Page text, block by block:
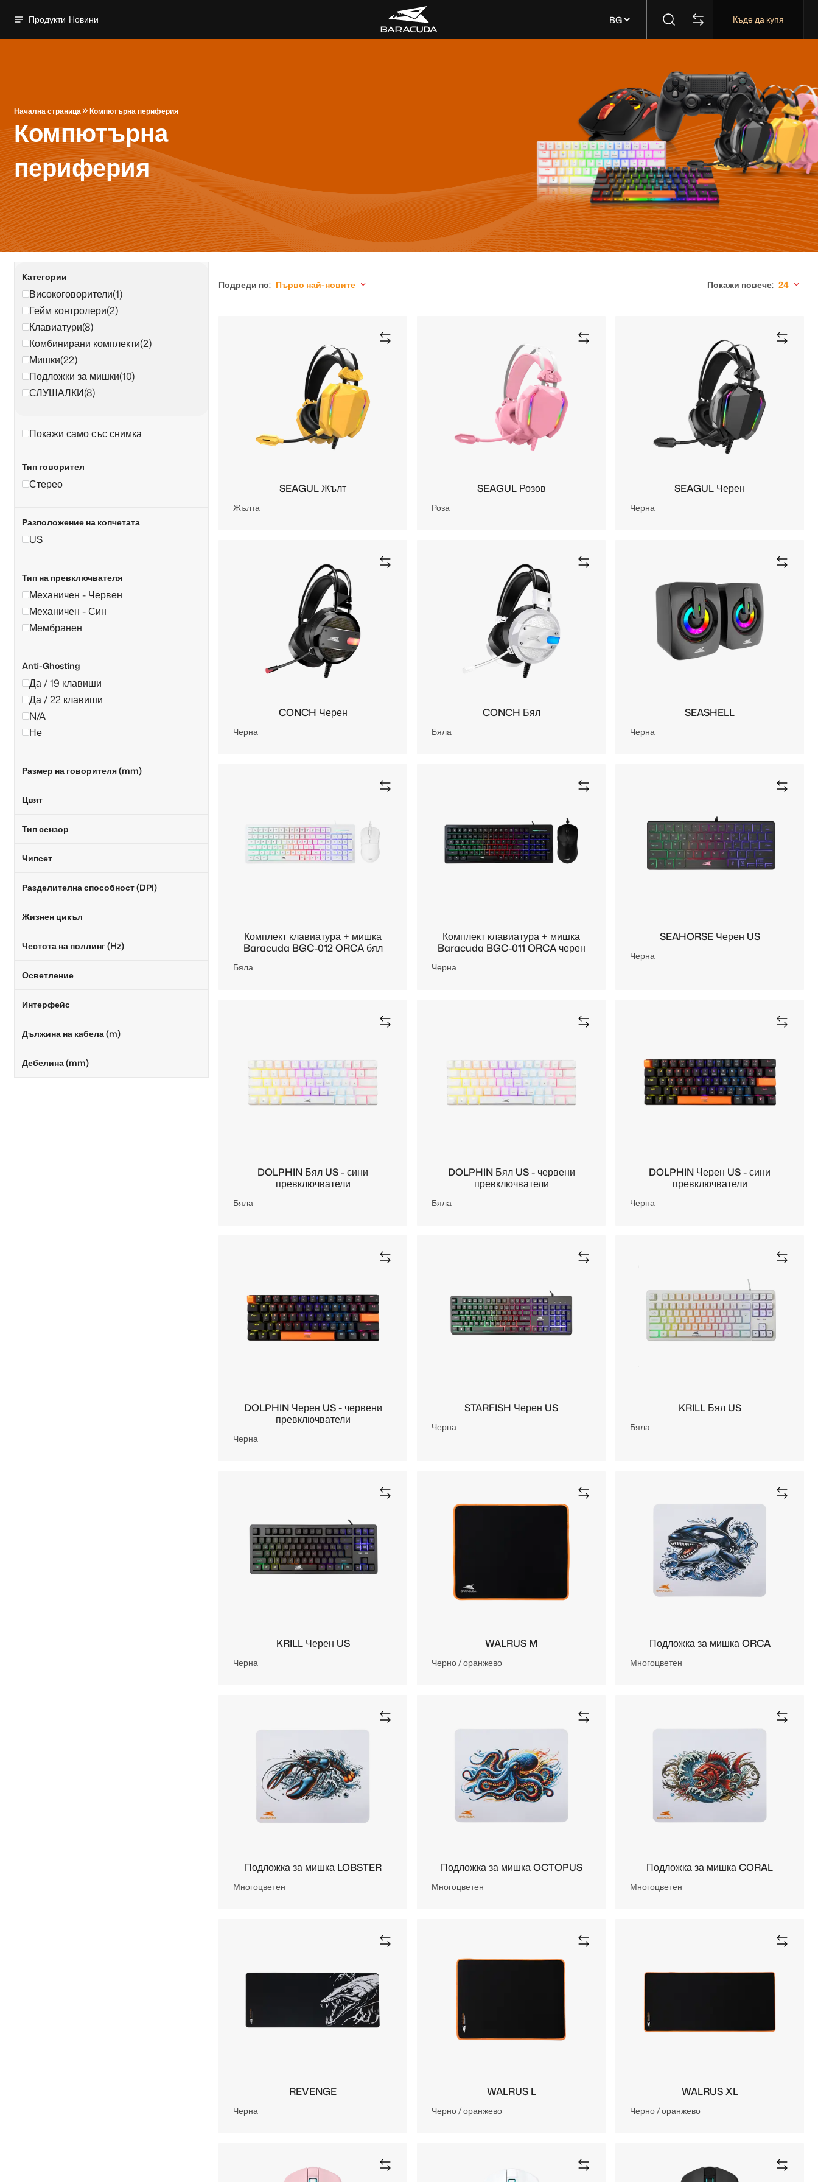
Продукти Новини Къде да купя
Начална страница Компютърна периферия
Компютърна
периферия
Категории
Високоговорители(1)
Гейм контролери(2)
Клавиатури(8)
Комбинирани комплекти(2)
Мишки(22)
Подложки за мишки(10)
СЛУШАЛКИ(8)
Покажи само със снимка
Тип говорител
Стерео
Разположение на копчетата
US
Тип на превключвателя
Механичен - Червен
Механичен - Син
Мембранен
Anti-Ghosting
Да / 19 клавиши
Да / 22 клавиши
N/A
Не
Размер на говорителя (mm)
Цвят
Тип сензор
Чипсет
Разделителна способност (DPI)
Жизнен цикъл
Честота на поллинг (Hz)
Осветление
Интерфейс
Дължина на кабела (m)
Дебелина (mm)
Подреди по: Първо най-новите Покажи повече: 24
SEAGUL Жълт
Жълта
SEAGUL Розов
Роза
SEAGUL Черен
Черна
CONCH Черен
Черна
CONCH Бял
Бяла
SEASHELL
Черна
Комплект клавиатура + мишка
Baracuda BGC-012 ORCA бял
Бяла
Комплект клавиатура + мишка
Baracuda BGC-011 ORCA черен
Черна
SEAHORSE Черен US
Черна
DOLPHIN Бял US - сини
превключватели
Бяла
DOLPHIN Бял US - червени
превключватели
Бяла
DOLPHIN Черен US - сини
превключватели
Черна
DOLPHIN Черен US - червени
превключватели
Черна
STARFISH Черен US
Черна
KRILL Бял US
Бяла
KRILL Черен US
Черна
WALRUS M
Черно / оранжево
Подложка за мишка ORCA
Многоцветен
Подложка за мишка LOBSTER
Многоцветен
Подложка за мишка OCTOPUS
Многоцветен
Подложка за мишка CORAL
Многоцветен
REVENGE
Черна
WALRUS L
Черно / оранжево
WALRUS XL
Черно / оранжево